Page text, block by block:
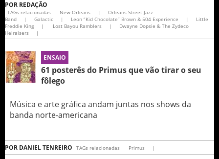
POR REDAÇÃO
TAGs relacionadas New Orleans |
Orleans Street Jazz
Band
| Galactic | Leon “Kid Chocolate” Brown & 504 Experience |
Little
Freddie King
| Lost Bayou Ramblers |
Dwayne Dopsie & The Zydeco
Helraisers
|
ENSAIO
61 posterês do Primus que vão tirar o seu
fôlego
Música e arte gráfica andam juntas nos shows da
banda norte-americana
POR DANIEL TENREIRO TAGs relacionadas Primus |